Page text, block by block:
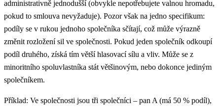
administrativně jednodušší (obvykle nepotřebujete valnou hromadu,
pokud to smlouva nevyžaduje). Pozor však na jedno specifikum:
podíly se v rukou jednoho společníka sčítají, což může výrazně
změnit rozložení sil ve společnosti. Pokud jeden společník odkoupí
podíl druhého, získá tím větší hlasovací sílu a vliv. Může se z
minoritního spoluvlastníka stát většinovým, nebo dokonce jediným
společníkem.
Příklad: Ve společnosti jsou tři společníci – pan A (má 50 % podíl),